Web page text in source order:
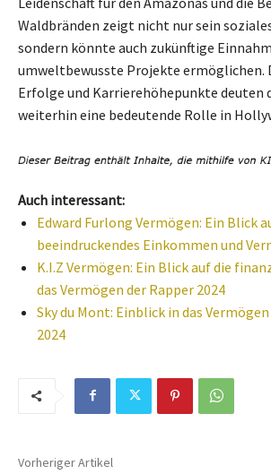
Waldbränden zeigt nicht nur sein
sondern könnte auch zukünftige
umweltbewusste Projekte ermöglichen.
Erfolge und Karrierehöhepunkte deuten
weiterhin eine bedeutende Rolle in
Auch interessant:
Edward Furlong Vermögen: Ein Blick
beeindruckendes Einkommen und
K.I.Z Vermögen: Ein Blick auf die
das Vermögen der Rapper 2024
Sky du Mont: Einblick in das
2024
Vorheriger Artikel